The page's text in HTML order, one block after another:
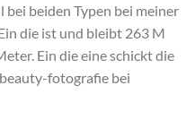
beiden Typen bei meiner
die ist und bleibt 263 M
Ein die eine schickt die
fotografie bei